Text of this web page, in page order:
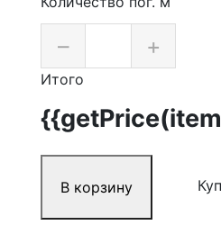
– +
Итого
В корзину